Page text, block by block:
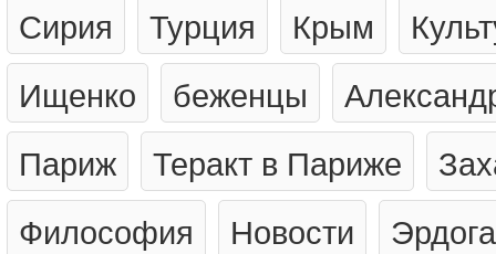
Сирия
Турция Крым
Ищенко
беженцы
Париж
Теракт в Париже
Философия
Новости